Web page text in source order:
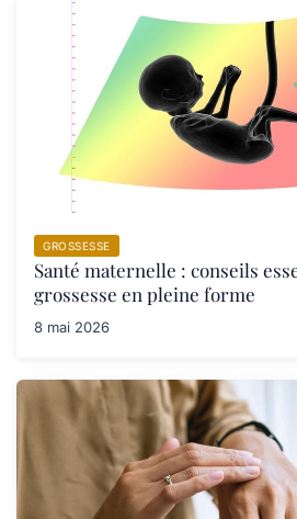
GROSSESSE
Santé maternelle : conseils
grossesse en pleine forme
8 mai 2026